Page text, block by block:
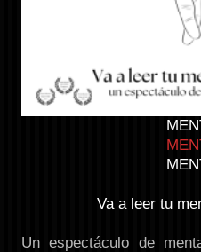
Va a leer tu
Un espectáculo de